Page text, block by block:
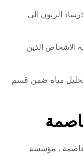
الزبون الى
الاشخاص الذين
مياه ضمن قسم
, مؤسسة